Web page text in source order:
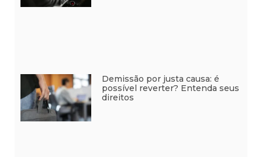
Demissão por justa causa: é
possível reverter? Entenda seus
direitos